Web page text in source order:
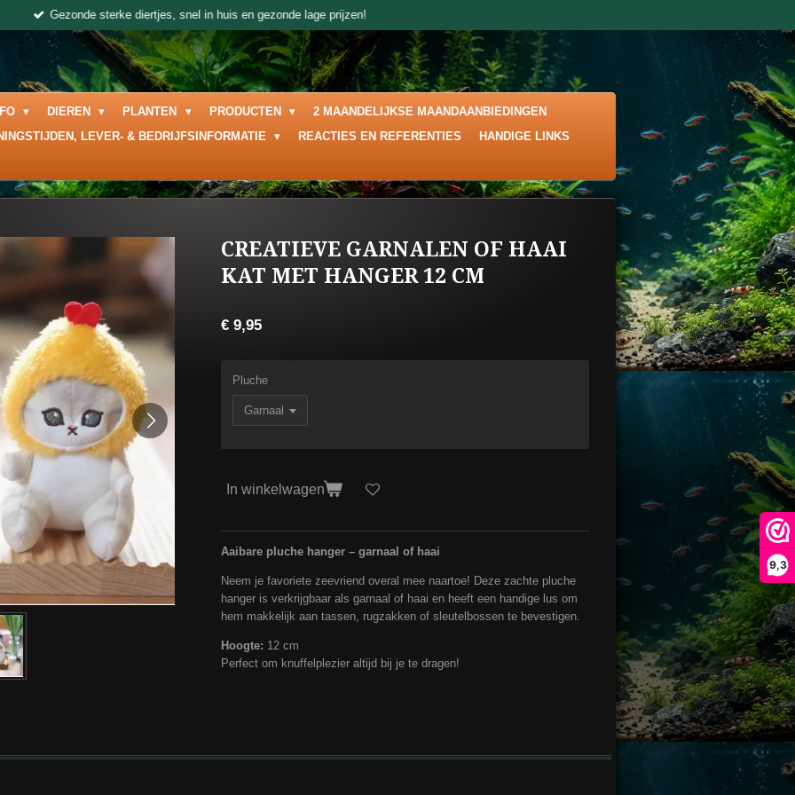
9,3
Gezonde sterke diertjes, snel in huis en gezonde lage prijzen!
DIEREN PLANTEN PRODUCTEN
2 MAANDELIJKSE MAANDAANBIEDINGEN
LEVER- & BEDRIJFSINFORMATIE REACTIES EN REFERENTIES HANDIGE LINKS
CREATIEVE GARNALEN OF HAAI
KAT MET HANGER 12 CM
€ 9,95
Pluche
In winkelwagen
Aaibare pluche hanger – garnaal of haai
Neem je favoriete zeevriend overal mee naartoe! Deze zachte pluche
hanger is verkrijgbaar als garnaal of haai en heeft een handige lus om
hem makkelijk aan tassen, rugzakken of sleutelbossen te bevestigen.
Hoogte: 12 cm
Perfect om knuffelplezier altijd bij je te dragen!